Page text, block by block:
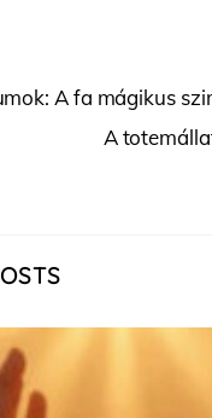
A fa mágikus
A